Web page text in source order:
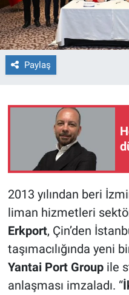
Paylaş
2013 yılından beri
liman hizmetleri
Erkport, Çin’den
taşımacılığında yeni
Yantai Port Groupile
anlaşması imzaladı. “